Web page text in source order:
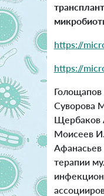
https://
https://
Суворова
Щербаков
Моисеев
терапии